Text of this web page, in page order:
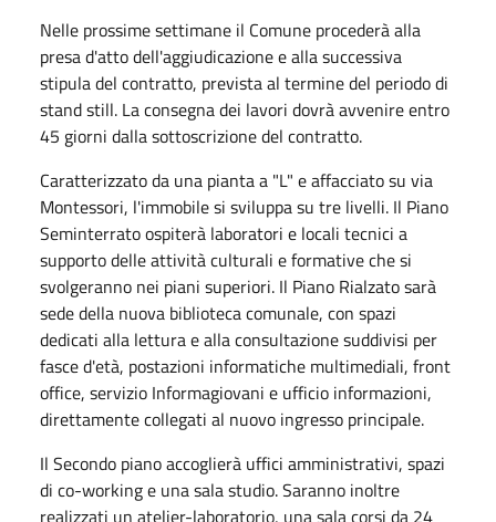
Nelle prossime settimane il Comune procederà alla
presa d'atto dell'aggiudicazione e alla successiva
stipula del contratto, prevista al termine del periodo di
stand still. La consegna dei lavori dovrà avvenire entro
45 giorni dalla sottoscrizione del contratto.
Caratterizzato da una pianta a "L" e affacciato su via
Montessori, l'immobile si sviluppa su tre livelli. Il Piano
Seminterrato ospiterà laboratori e locali tecnici a
supporto delle attività culturali e formative che si
svolgeranno nei piani superiori. Il Piano Rialzato sarà
sede della nuova biblioteca comunale, con spazi
dedicati alla lettura e alla consultazione suddivisi per
fasce d'età, postazioni informatiche multimediali, front
office, servizio Informagiovani e ufficio informazioni,
direttamente collegati al nuovo ingresso principale.
Il Secondo piano accoglierà uffici amministrativi, spazi
di co-working e una sala studio. Saranno inoltre
realizzati un atelier-laboratorio, una sala corsi da 24